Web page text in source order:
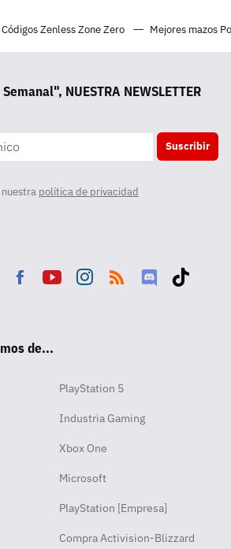
Códigos Zenless Zone Zero Mejores mazos
NUESTRA NEWSLETTER
Suscribir
política de privacidad
ok de...
PlayStation 5
Industria Gaming
Xbox One
Microsoft
PlayStation [Empresa]
Compra Activision-Blizzard